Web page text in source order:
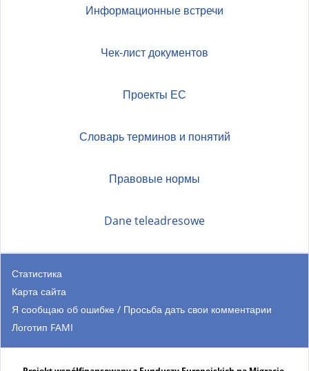
Информационные встречи
Чек-лист документов
Проекты ЕС
Словарь терминов и понятий
Правовые нормы
Dane teleadresowe
Статистика
Карта сайта
Я сообщаю об ошибке / Просьба дать свои комментарии
Логотип FAMI